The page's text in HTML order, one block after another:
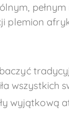
plemion
wszystkich
wyjątkową